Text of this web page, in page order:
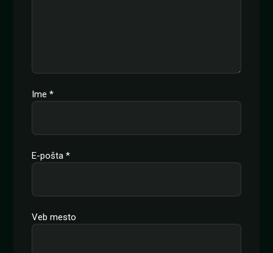
Ime *
E-pošta *
Veb mesto